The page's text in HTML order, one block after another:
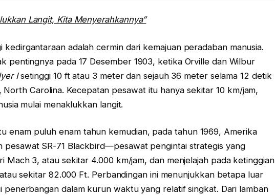
Langit, Kita Menyerahkannya”
adalah cermin dari kemajuan peradaban manusia.
pentingnya pada 17 Desember 1903, ketika Orville dan Wilbur
Isetinggi 10 ft atau 3 meter dan sejauh 36 meter selama 12 detik
North Carolina. Kecepatan pesawat itu hanya sekitar 10 km/jam,
mulai menaklukkan langit.
enam puluh enam tahun kemudian, pada tahun 1969, Amerika
pesawat SR-71 Blackbird—pesawat pengintai strategis yang
Mach 3, atau sekitar 4.000 km/jam, dan menjelajah pada ketinggian
sekitar 82.000 Ft. Perbandingan ini menunjukkan betapa luar
penerbangan dalam kurun waktu yang relatif singkat. Dari lamban